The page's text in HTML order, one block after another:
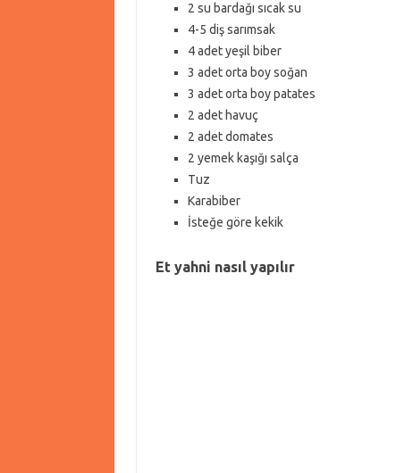
2 su bardağı sıcak su
4-5 diş sarımsak
4 adet yeşil biber
3 adet orta boy soğan
3 adet orta boy patates
2 adet havuç
2 adet domates
2 yemek kaşığı salça
Tuz
Karabiber
İsteğe göre kekik
Et yahni nasıl yapılır